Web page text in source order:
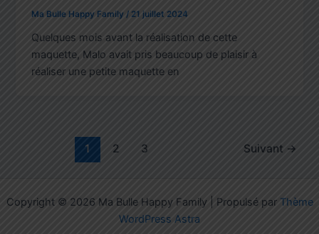
Ma Bulle Happy Family/ 21 juillet 2024
Quelques mois avant la réalisation de cette
maquette, Malo avait pris beaucoup de plaisir à
réaliser une petite maquette en
1 2 3 Suivant →
Copyright © 2026 Ma Bulle Happy Family | Propulsé par Thème
WordPress Astra